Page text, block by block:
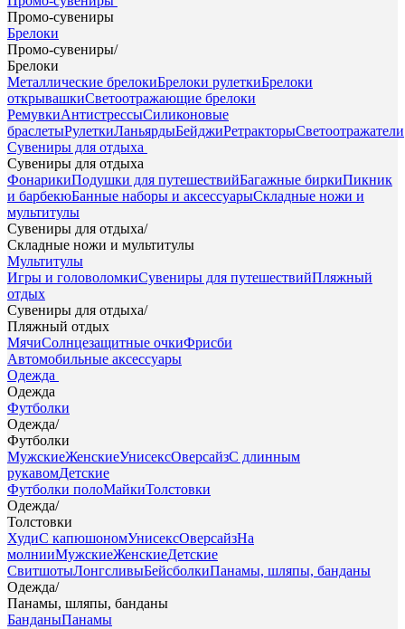
Промо-сувениры
Брелоки
Промо-сувениры/
Брелоки
Металлические брелокиБрелоки рулеткиБрелоки
открывашкиСветоотражающие брелоки
РемувкиАнтистрессыСиликоновые
браслетыРулеткиЛаньярдыБейджиРетракторыСветоотражатели
Сувениры для отдыха
Сувениры для отдыха
ФонарикиПодушки для путешествийБагажные биркиПикник
и барбекюБанные наборы и аксессуарыСкладные ножи и
мультитулы
Сувениры для отдыха/
Складные ножи и мультитулы
Мультитулы
Игры и головоломкиСувениры для путешествийПляжный
отдых
Сувениры для отдыха/
Пляжный отдых
МячиСолнцезащитные очкиФрисби
Автомобильные аксессуары
Одежда
Одежда
Футболки
Одежда/
Футболки
МужскиеЖенскиеУнисексОверсайзС длинным
рукавомДетские
Футболки полоМайкиТолстовки
Одежда/
Толстовки
ХудиС капюшономУнисексОверсайзНа
молнииМужскиеЖенскиеДетские
СвитшотыЛонгсливыБейсболкиПанамы, шляпы, банданы
Одежда/
Панамы, шляпы, банданы
БанданыПанамы